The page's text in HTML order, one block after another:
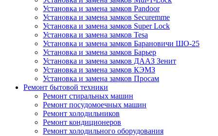
Установка и замена замков Pandoor
Установка и замена замков Securemme
Установка и замена замков Super Lock
Установка и замена замков Tesa
Установка и замена замков Барановичи ШО-25
Установка и замена замков Барьер
Установка и замена замков ДААЗ Зенит
Установка и замена замков КЭМЗ
Установка и замена замков Просам
Ремонт бытовой техники
Ремонт стиральных машин
Ремонт посудомоечных машин
Ремонт холодильников
Ремонт кондиционеров
Ремонт холодильного оборудования